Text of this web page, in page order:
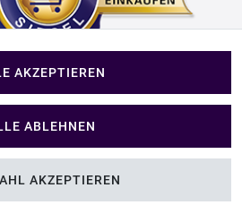
Impressum
AKZEPTIEREN
ABLEHNEN
AKZEPTIEREN